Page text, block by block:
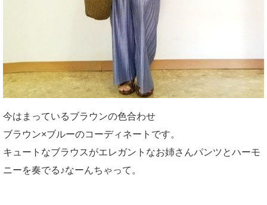
今はまっているブラウンの色合わせ
ブラウン×ブルーのコーディネートです。
キュートなブラウスがエレガントなお姉さんパンツとハーモ
ニーを奏でる♪なーんちゃって。